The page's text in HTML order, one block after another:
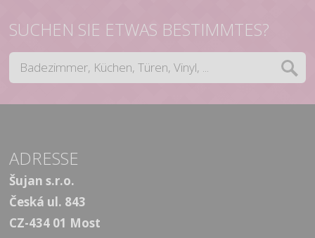
SUCHEN SIE ETWAS BESTIMMTES?
ADRESSE
Šujan s.r.o.
Česká ul. 843
CZ-434 01 Most